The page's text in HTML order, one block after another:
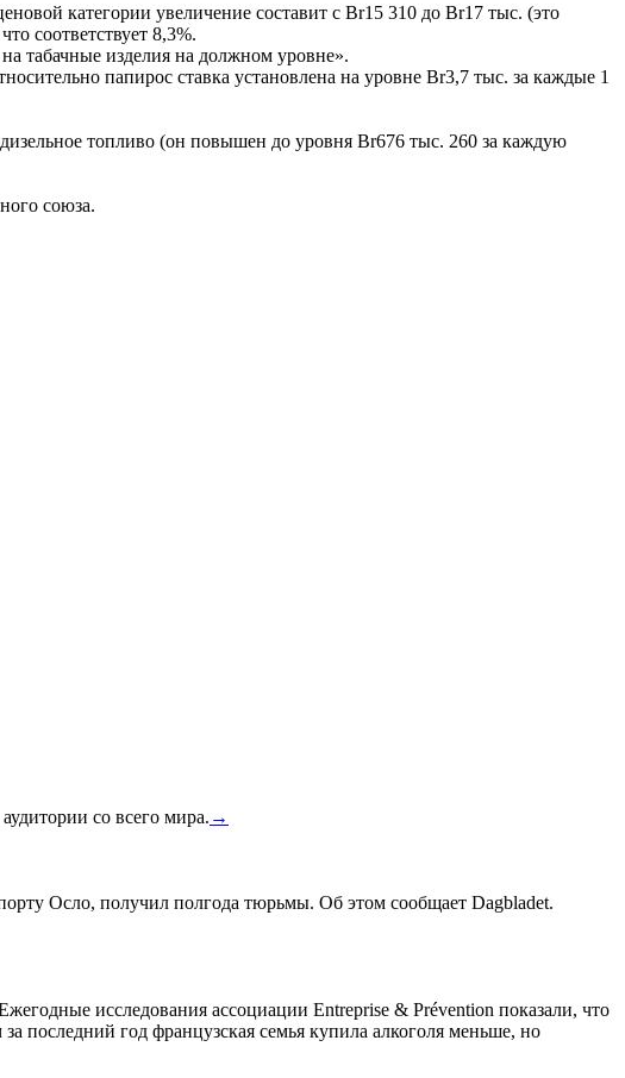
категории увеличение составит с Br15 310 до Br17 тыс. (это
соответствует 8,3%.
табачные изделия на должном уровне».
папирос ставка установлена на уровне Br3,7 тыс. за каждые 1
топливо (он повышен до уровня Br676 тыс. 260 за каждую
союза.
со всего мира. →
Осло, получил полгода тюрьмы. Об этом сообщает Dagbladet.
исследования ассоциации Entreprise & Prévention показали, что
последний год французская семья купила алкоголя меньше, но